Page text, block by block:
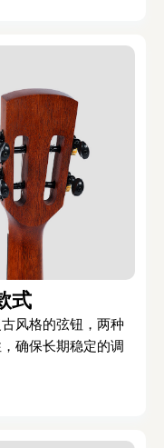
式
风格的弦钮，两种
确保长期稳定的调